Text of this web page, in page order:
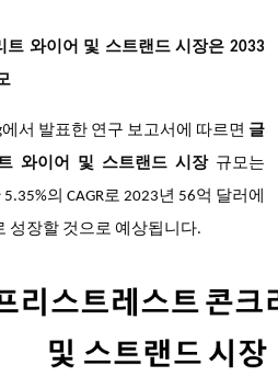
트 와이어 및 스트랜드 시장은 2033
에서 발표한 연구 보고서에 따르면 글
와이어 및 스트랜드 시장규모는
의 CAGR로 2023년 56억 달러에
성장할 것으로 예상됩니다.